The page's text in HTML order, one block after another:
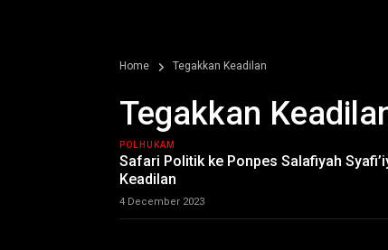
Home Tegakkan Keadilan
Tegakkan
POLHUKAM
Safari Politik ke Ponpes Salafiyah
Keadilan
4 December 2023